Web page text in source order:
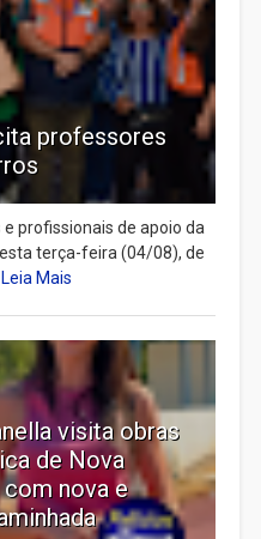
professores
e profissionais de apoio da
terça-feira (04/08), de
Leia Mais
visita obras
de Nova
nova e